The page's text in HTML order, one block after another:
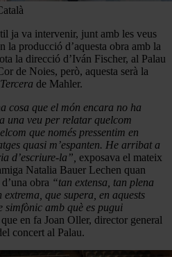
ja va intervenir, junt amb les veus
la producció d’aquesta obra amb la
la direcció d’Iván Fischer, al Palau
de Noies, però, aquesta serà la
Tercera de Mahler.
cosa que el món encara no ha
una veu per relatar quelcom
que només pressentim en
quasi m’espanten. He arribat a
d’escriure-la”, exposava el mateix
Natalia Bauer Lechen quan
obra “tan extensa, tan plena
que supera, en aquests
simfònic amb què es pugui
en fa Joan Oller, director general
concert al Palau.